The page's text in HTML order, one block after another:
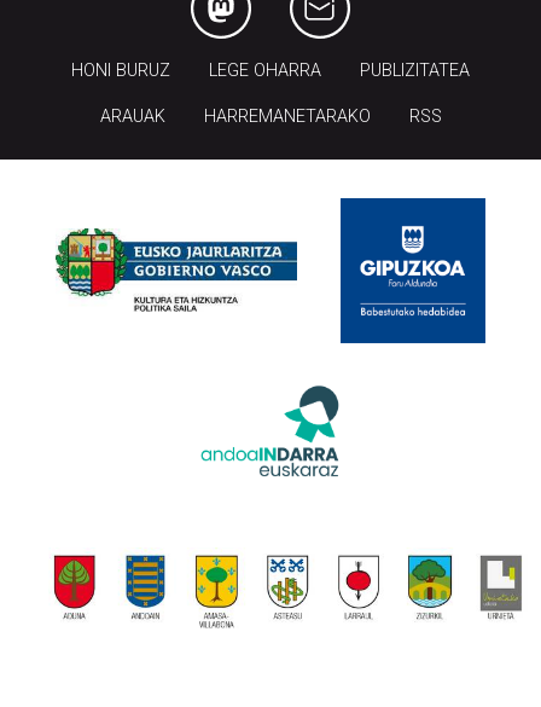
HONI BURUZ LEGE OHARRA PUBLIZITATEA
ARAUAK HARREMANETARAKO RSS